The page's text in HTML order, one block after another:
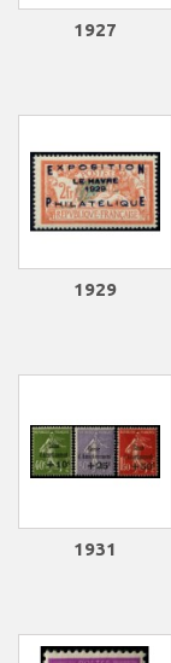
1927
1929
1931